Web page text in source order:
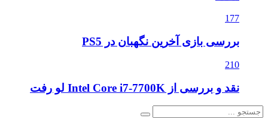
بررسی بازی آخرین نگهبان در PS5
نقد و بررسی از Intel Core i7-7700K لو رفت